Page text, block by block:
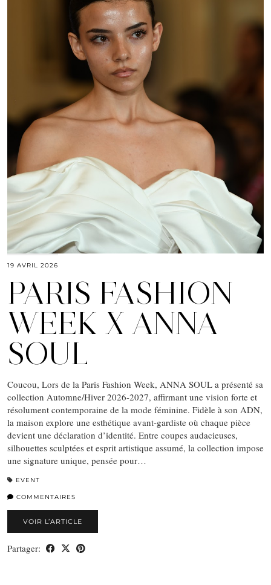
19 AVRIL 2026
PARIS FASHION
WEEK X ANNA
SOUL
Coucou, Lors de la Paris Fashion Week, ANNA SOUL a présenté sa
collection Automne/Hiver 2026-2027, affirmant une vision forte et
résolument contemporaine de la mode féminine. Fidèle à son ADN,
la maison explore une esthétique avant-gardiste où chaque pièce
devient une déclaration d’identité. Entre coupes audacieuses,
silhouettes sculptées et esprit artistique assumé, la collection impose
une signature unique, pensée pour…
EVENT
COMMENTAIRES
VOIR L’ARTICLE
Partager: